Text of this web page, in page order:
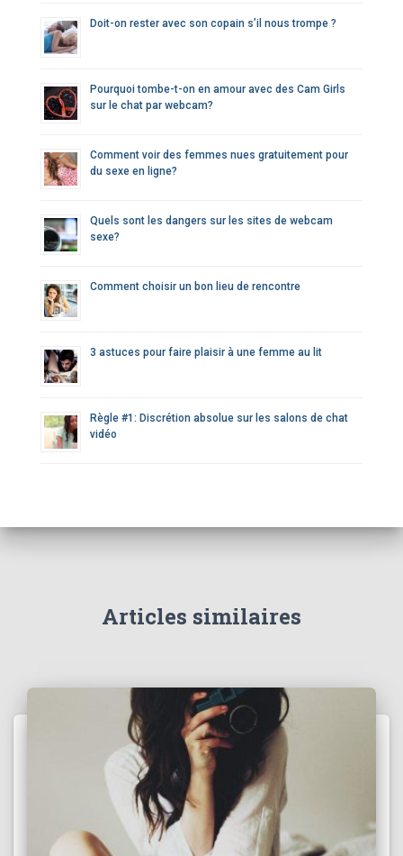
Doit-on rester avec son copain s’il nous trompe ?
Pourquoi tombe-t-on en amour avec des Cam Girls
sur le chat par webcam?
Comment voir des femmes nues gratuitement pour
du sexe en ligne?
Quels sont les dangers sur les sites de webcam
sexe?
Comment choisir un bon lieu de rencontre
3 astuces pour faire plaisir à une femme au lit
Règle #1: Discrétion absolue sur les salons de chat
vidéo
Articles similaires